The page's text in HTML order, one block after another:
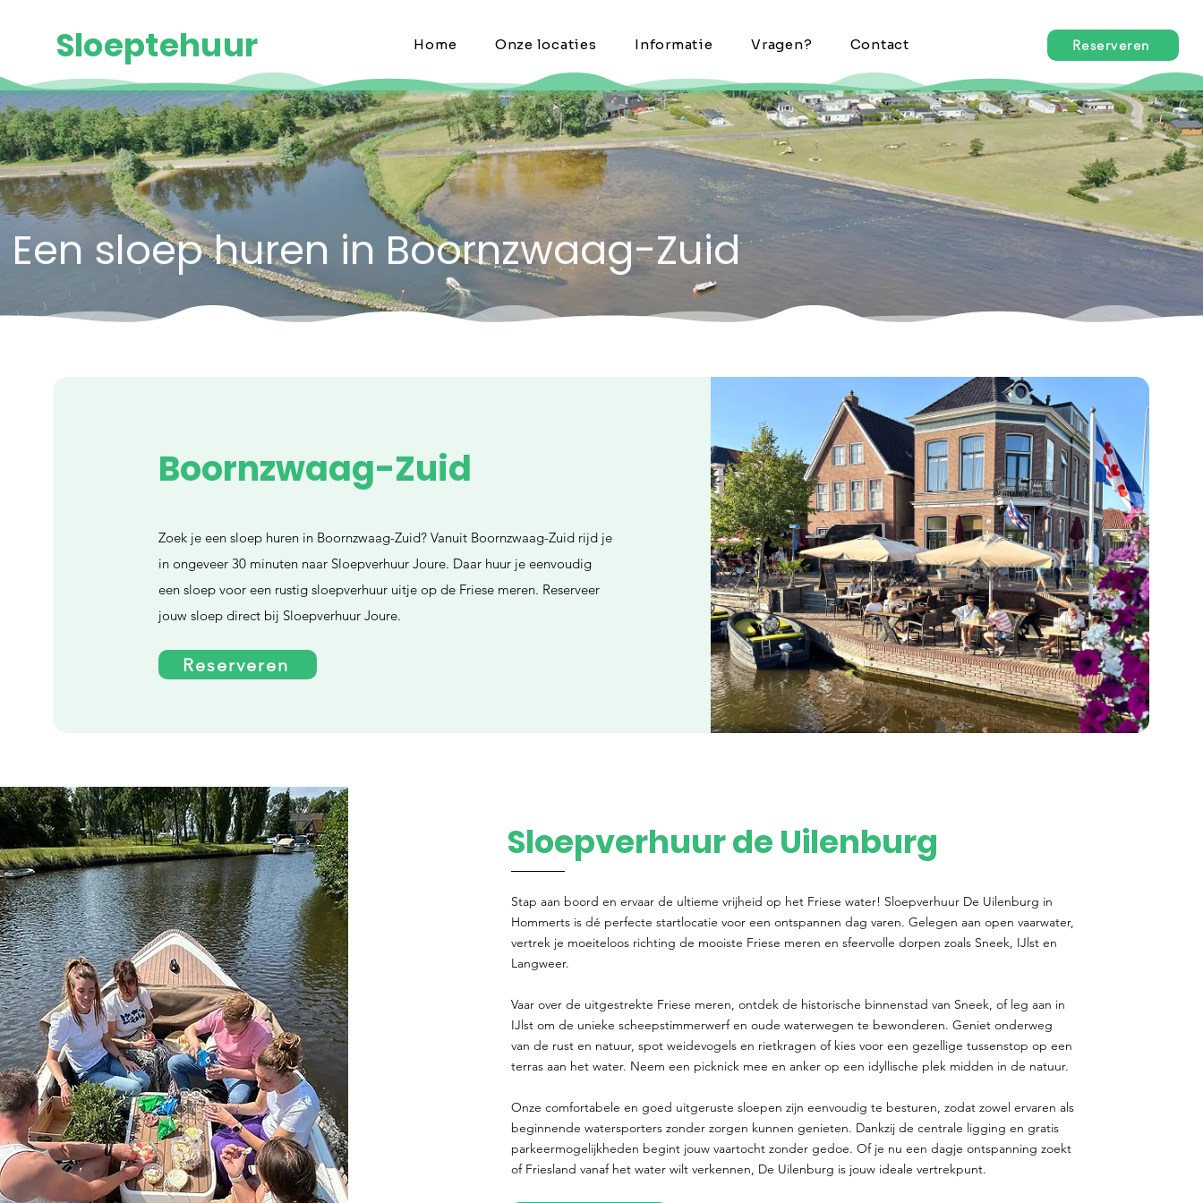
Sloeptehuur Home Onze locaties Informatie Vragen? Contact Reserveren
Een sloep huren in Boornzwaag-Zuid
Boornzwaag-Zuid
Zoek je een sloep huren in Boornzwaag-Zuid? Vanuit Boornzwaag-Zuid rijd je
in ongeveer 30 minuten naar Sloepverhuur Joure. Daar huur je eenvoudig
een sloep voor een rustig sloepverhuur uitje op de Friese meren. Reserveer
jouw sloep direct bij Sloepverhuur Joure.
Reserveren
Sloepverhuur de Uilenburg
Stap aan boord en ervaar de ultieme vrijheid op het Friese water! Sloepverhuur De Uilenburg in
Hommerts is dé perfecte startlocatie voor een ontspannen dag varen. Gelegen aan open vaarwater,
vertrek je moeiteloos richting de mooiste Friese meren en sfeervolle dorpen zoals Sneek, IJlst en
Langweer.
Vaar over de uitgestrekte Friese meren, ontdek de historische binnenstad van Sneek, of leg aan in
IJlst om de unieke scheepstimmerwerf en oude waterwegen te bewonderen. Geniet onderweg
van de rust en natuur, spot weidevogels en rietkragen of kies voor een gezellige tussenstop op een
terras aan het water. Neem een picknick mee en anker op een idyllische plek midden in de natuur.
Onze comfortabele en goed uitgeruste sloepen zijn eenvoudig te besturen, zodat zowel ervaren als
beginnende watersporters zonder zorgen kunnen genieten. Dankzij de centrale ligging en gratis
parkeermogelijkheden begint jouw vaartocht zonder gedoe. Of je nu een dagje ontspanning zoekt
of Friesland vanaf het water wilt verkennen, De Uilenburg is jouw ideale vertrekpunt.